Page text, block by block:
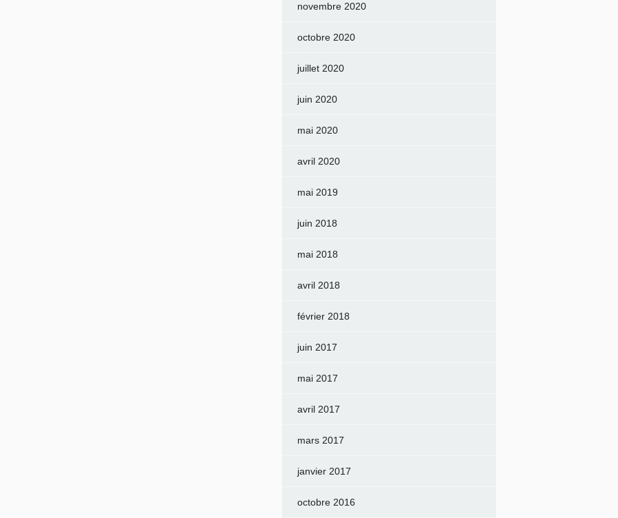
novembre 2020
octobre 2020
juillet 2020
juin 2020
mai 2020
avril 2020
mai 2019
juin 2018
mai 2018
avril 2018
février 2018
juin 2017
mai 2017
avril 2017
mars 2017
janvier 2017
octobre 2016